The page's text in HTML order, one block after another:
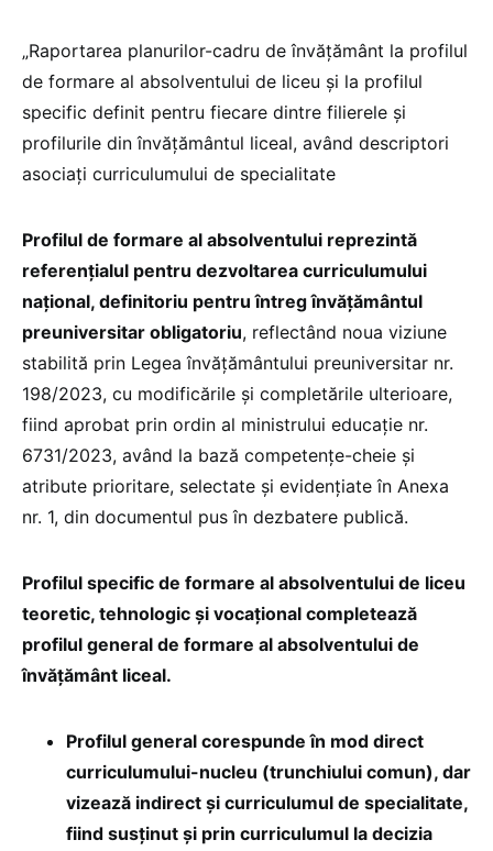
„Raportarea planurilor-cadru de învățământ la profilul
de formare al absolventului de liceu și la profilul
specific definit pentru fiecare dintre filierele și
profilurile din învățământul liceal, având descriptori
asociați curriculumului de specialitate
Profilul de formare al absolventului reprezintă
referențialul pentru dezvoltarea curriculumului
național, definitoriu pentru întreg învățământul
preuniversitar obligatoriu, reflectând noua viziune
stabilită prin Legea învățământului preuniversitar nr.
198/2023, cu modificările și completările ulterioare,
fiind aprobat prin ordin al ministrului educație nr.
6731/2023, având la bază competențe-cheie și
atribute prioritare, selectate și evidențiate în Anexa
nr. 1, din documentul pus în dezbatere publică.
Profilul specific de formare al absolventului de liceu
teoretic, tehnologic și vocațional completează
profilul general de formare al absolventului de
învățământ liceal.
Profilul general corespunde în mod direct
curriculumului-nucleu (trunchiului comun), dar
vizează indirect și curriculumul de specialitate,
fiind susținut și prin curriculumul la decizia